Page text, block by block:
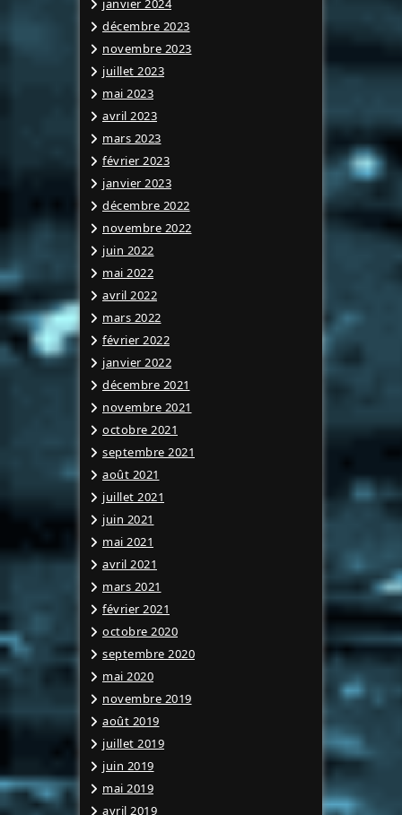
janvier 2024
décembre 2023
novembre 2023
juillet 2023
mai 2023
avril 2023
mars 2023
février 2023
janvier 2023
décembre 2022
novembre 2022
juin 2022
mai 2022
avril 2022
mars 2022
février 2022
janvier 2022
décembre 2021
novembre 2021
octobre 2021
septembre 2021
août 2021
juillet 2021
juin 2021
mai 2021
avril 2021
mars 2021
février 2021
octobre 2020
septembre 2020
mai 2020
novembre 2019
août 2019
juillet 2019
juin 2019
mai 2019
avril 2019